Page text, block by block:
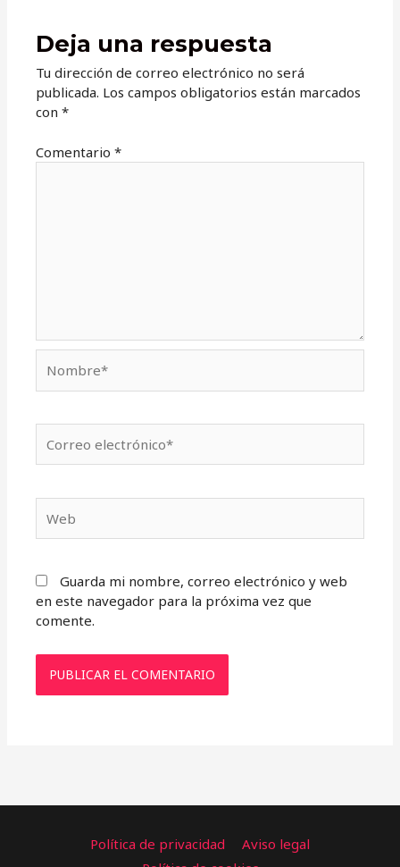
Deja una respuesta
Tu dirección de correo electrónico no será
publicada. Los campos obligatorios están marcados
con*
Comentario*
electrónico*
Guarda mi nombre, correo electrónico y web
en este navegador para la próxima vez que
comente.
Política de privacidad
Aviso legal